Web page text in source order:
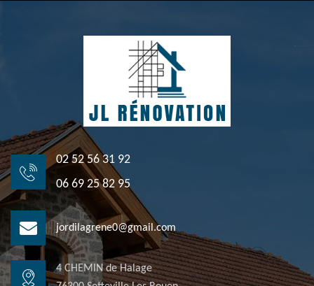
02 52 56 31 92
06 69 25 82 95
jordilagrene0@gmail.com
4 CHEMIN de Halage